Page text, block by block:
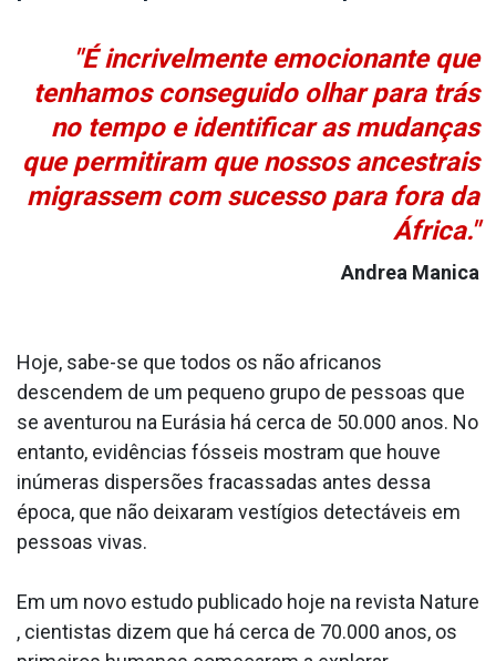
"É incrivelmente emocionante que
tenhamos conseguido olhar para trás
no tempo e identificar as mudanças
que permitiram que nossos ancestrais
migrassem com sucesso para fora da
África."
Andrea Manica
Hoje, sabe-se que todos os não africanos
descendem de um pequeno grupo de pessoas que
se aventurou na Eurásia há cerca de 50.000 anos. No
entanto, evidências fósseis mostram que houve
inúmeras dispersões fracassadas antes dessa
época, que não deixaram vestígios detectáveis em
pessoas vivas.
Em um novo estudo publicado hoje na revista Nature
, cientistas dizem que há cerca de 70.000 anos, os